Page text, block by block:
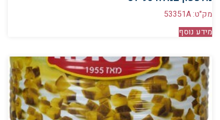
מק"ט: 53351A
מידע נוסף